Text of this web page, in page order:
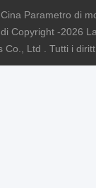
Parametro di
Copyright -2026
Co., Ltd . Tutti i